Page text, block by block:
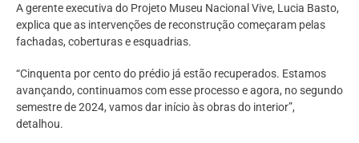
A gerente executiva do Projeto Museu Nacional Vive, Lucia Basto,
explica que as intervenções de reconstrução começaram pelas
fachadas, coberturas e esquadrias.
“Cinquenta por cento do prédio já estão recuperados. Estamos
avançando, continuamos com esse processo e agora, no segundo
semestre de 2024, vamos dar início às obras do interior”,
detalhou.